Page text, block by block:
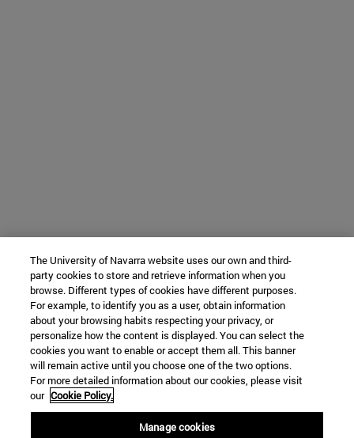
The University of Navarra website uses our own and third-
party cookies to store and retrieve information when you
browse. Different types of cookies have different purposes.
For example, to identify you as a user, obtain information
about your browsing habits respecting your privacy, or
personalize how the content is displayed. You can select the
cookies you want to enable or accept them all. This banner
will remain active until you choose one of the two options.
For more detailed information about our cookies, please visit
our Cookie Policy.
Manage cookies